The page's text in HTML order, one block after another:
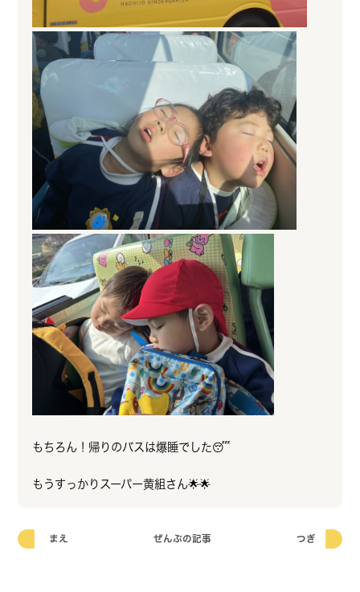
もちろん！帰りのバスは爆睡でした😴
もうすっかりスーパー黄組さん🌟🌟
まえ ぜんぶの記事 つぎ